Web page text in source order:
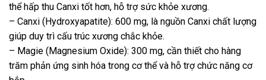
thể hấp thu Canxi tốt hơn, hỗ trợ sức khỏe xương.
– Canxi (Hydroxyapatite): 600 mg, là nguồn Canxi chất lượng
giúp duy trì cấu trúc xương chắc khỏe.
– Magie (Magnesium Oxide): 300 mg, cần thiết cho hàng
trăm phản ứng sinh hóa trong cơ thể và hỗ trợ chức năng cơ